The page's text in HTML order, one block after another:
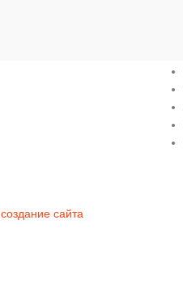
создание сайта